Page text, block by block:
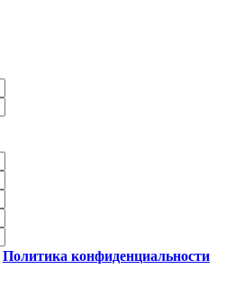
Политика конфиденциальности